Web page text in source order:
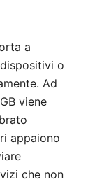
a
o
Ad
viene
appaiono
che non